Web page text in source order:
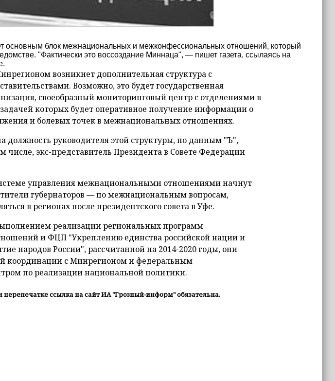
основным блок межнациональных и межконфессиональных отношений, который
"Фактически это воссоздание Миннаца", — пишет газета, ссылаясь на
возникнет дополнительная структура с
Возможно, это будет государственная
своеобразный мониторинговый центр с отделениями в
которых будет оперативное получение информации о
и болевых точек в межнациональных отношениях.
должность руководителя этой структуры, по данным "Ъ",
числе, экс-представитель Президента в Совете Федерации
управления межнациональными отношениями начнут
губернаторов — по межнациональным вопросам,
в регионах после президентского совета в Уфе.
реализации региональных программ
и ФЦП "Укреплению единства российской нации и
народов России", рассчитанной на 2014-2020 годы, они
координации с Минрегионом и федеральным
по реализации национальной политики.
ссылка на сайт ИА "Грозный-информ" обязательна.